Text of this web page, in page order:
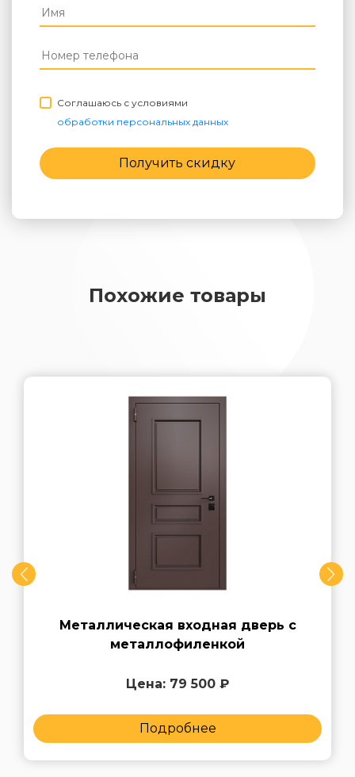
Соглашаюсь с условиями
обработки персональных данных
Получить скидку
Похожие товары
Металлическая входная дверь с
металлофиленкой
Цена: 79 500 ₽
Подробнее